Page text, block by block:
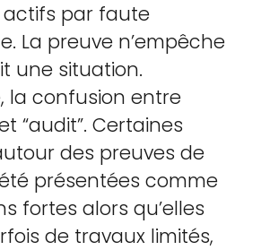
actifs par faute
La preuve n’empêche
une situation.
la confusion entre
“audit”. Certaines
des preuves de
présentées comme
fortes alors qu’elles
de travaux limités,